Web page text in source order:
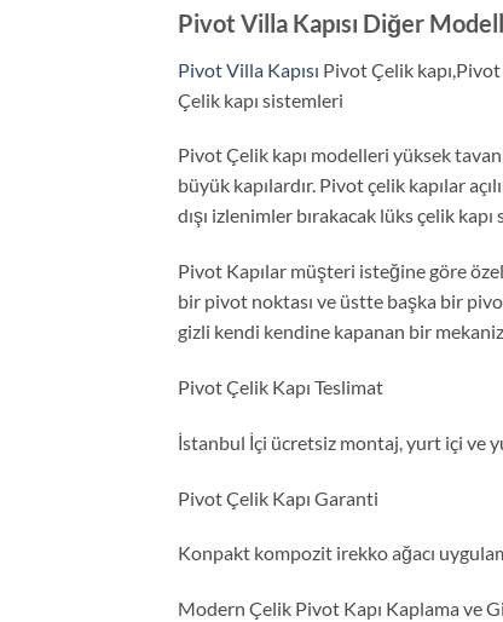
Pivot Villa Kapısı Diğer
Pivot Villa Kapısı Pivot Çelik
Çelik kapı sistemleri
Pivot Çelik kapı modelleri yüksek
büyük kapılardır. Pivot çelik kapılar
dışı izlenimler bırakacak lüks çelik kapı
Pivot Kapılar müşteri isteğine göre özel
bir pivot noktası ve üstte başka bir
gizli kendi kendine kapanan bir
Pivot Çelik Kapı Teslimat
İstanbul İçi ücretsiz montaj, yurt içi ve
Pivot Çelik Kapı Garanti
Konpakt kompozit irekko ağacı
Modern Çelik Pivot Kapı Kaplama ve